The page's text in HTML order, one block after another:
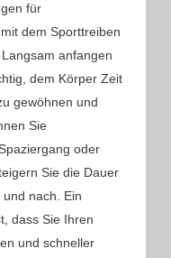
für
dem Sporttreiben
anfangen
dem Körper Zeit
gewöhnen und
Sie
oder
Sie die Dauer
nach. Ein
dass Sie Ihren
und schneller